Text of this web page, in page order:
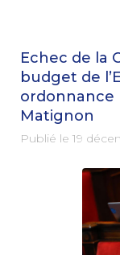
Echec de la
budget de
ordonnance
Matignon
Publié le 19